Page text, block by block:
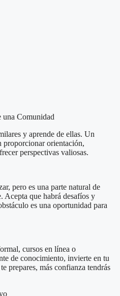
una Comunidad
y aprende de ellas. Un
proporcionar orientación,
perspectivas valiosas.
pero es una parte natural de
Acepta que habrá desafíos y
es una oportunidad para
cursos en línea o
de conocimiento, invierte en tu
prepares, más confianza tendrás